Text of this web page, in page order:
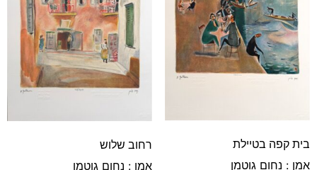
בית קפה בטיילת
אמן : נחום גוטמן
רחוב שלוש
אמן : נחום גוטמן